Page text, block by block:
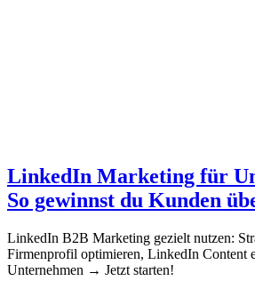
LinkedIn Marketing für
So gewinnst du Kunden
LinkedIn B2B Marketing gezielt nutzen:
Firmenprofil optimieren, LinkedIn Content
Unternehmen → Jetzt starten!